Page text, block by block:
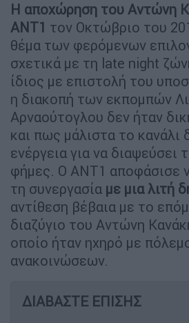
Η αποχώρηση του Αντώνη
ΑΝΤ1 τον Οκτώβριο του
θέμα των φερόμενων
σχετικά με τη late night
ίδιος με επιστολή του
η διακοπή των εκπομπών
Αρναούτογλου δεν ήταν
και πως μάλιστα το κανάλι
ενέργεια για να διαψεύσει
φήμες. Ο ΑΝΤ1 αποφάσισε
τη συνεργασία με μια λιτή
αντίθεση βέβαια με το
διαζύγιο του Αντώνη
οποίο ήταν ηχηρό με
ανακοινώσεων.
ΔΙΑΒΑΣΤΕ ΕΠΙΣΗΣ